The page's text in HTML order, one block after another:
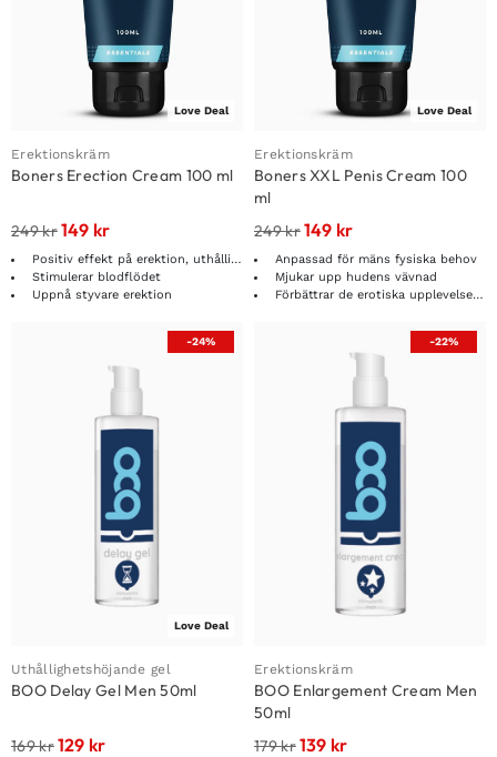
Love Deal
Erektionskräm
Boners Erection Cream 100 ml
249kr149 kr
Positiv effekt på erektion, uthållighet och prestation
Stimulerar blodflödet
Uppnå styvare erektion
Love Deal
Erektionskräm
Boners XXL Penis Cream 100
ml
249kr149 kr
Anpassad för mäns fysiska behov
Mjukar upp hudens vävnad
Förbättrar de erotiska upplevelserna
-24%
Love Deal
Uthållighetshöjande gel
BOO Delay Gel Men 50ml
169kr129 kr
-22%
Erektionskräm
BOO Enlargement Cream Men
50ml
179kr139 kr